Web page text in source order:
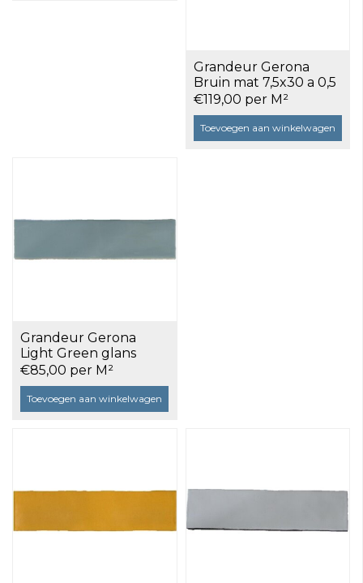
Grandeur Gerona
Bruin mat 7,5x30 a 0,5
m²
€119,00 per M²
Toevoegen aan winkelwagen
Grandeur Gerona
Light Green glans
7,5x30 a 0,5 m²
€85,00 per M²
Toevoegen aan winkelwagen